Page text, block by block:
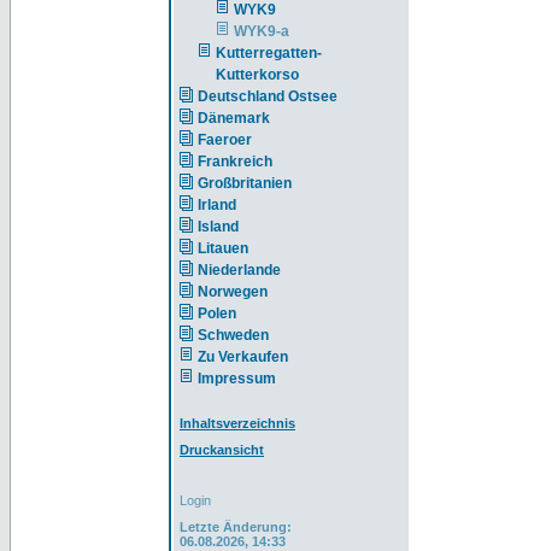
WYK9
WYK9-a
Kutterregatten-
Kutterkorso
Deutschland Ostsee
Dänemark
Faeroer
Frankreich
Großbritanien
Irland
Island
Litauen
Niederlande
Norwegen
Polen
Schweden
Zu Verkaufen
Impressum
Inhaltsverzeichnis
Druckansicht
Login
Letzte Änderung:
06.08.2026, 14:33